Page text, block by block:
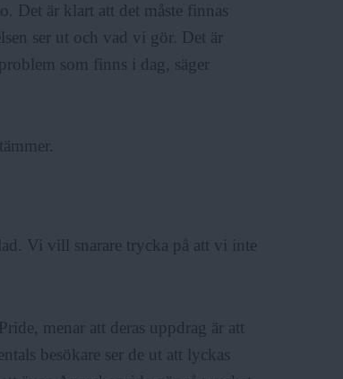
Det är klart att det måste finnas
ser ut och vad vi gör. Det är
som finns i dag, säger
Vi vill snarare trycka på att vi inte
menar att deras uppdrag är att
besökare ser de ut att lyckas